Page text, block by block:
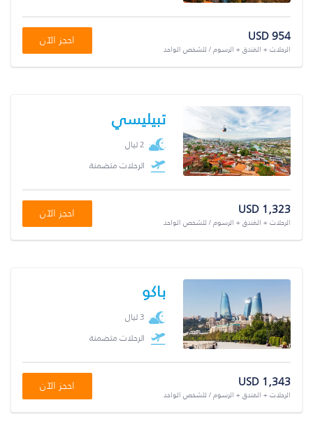
USD 954
الرحلات + الفندق + الرسوم / للشخص الواحد
احجز الآن
تبيليسي
2 ليال
الرحلات متضمنة
USD 1,323
الرحلات + الفندق + الرسوم / للشخص الواحد
احجز الآن
باكو
3 ليال
الرحلات متضمنة
USD 1,343
الرحلات + الفندق + الرسوم / للشخص الواحد
احجز الآن